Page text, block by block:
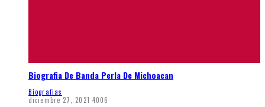
Biografia De Banda Perla De Michoacan
Biografias
diciembre 27, 2021 4006